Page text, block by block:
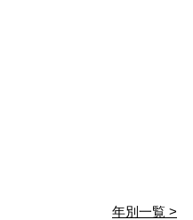
年別一覧 >